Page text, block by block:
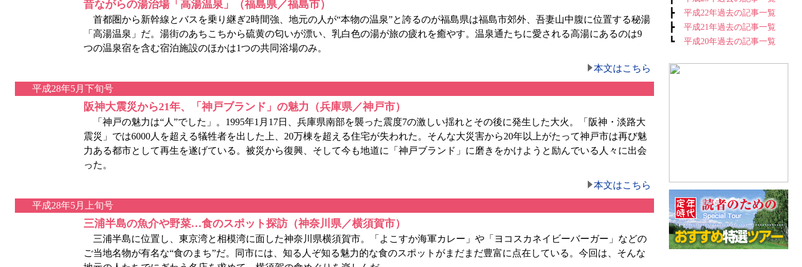
昔ながらの湯治場「高湯温泉」（福島県／福島市）
首都圏から新幹線とバスを乗り継ぎ2時間強、地元の人が“本物の温泉”と誇るのが福島県は福島市郊外、吾妻山中腹に位置する秘湯
「高湯温泉」だ。湯街のあちこちから硫黄の匂いが漂い、乳白色の湯が旅の疲れを癒やす。温泉通たちに愛される高湯にあるのは9
つの温泉宿を含む宿泊施設のほかは1つの共同浴場のみ。
本文はこちら
平成28年5月下旬号
阪神大震災から21年、「神戸ブランド」の魅力（兵庫県／神戸市）
「神戸の魅力は“人”でした」。1995年1月17日、兵庫県南部を襲った震度7の激しい揺れとその後に発生した大火。「阪神・淡路大
震災」では6000人を超える犠牲者を出した上、20万棟を超える住宅が失われた。そんな大災害から20年以上がたって神戸市は再び魅
力ある都市として再生を遂げている。被災から復興、そして今も地道に「神戸ブランド」に磨きをかけようと励んでいる人々に出会
った。
本文はこちら
平成28年5月上旬号
三浦半島の魚介や野菜…食のスポット探訪（神奈川県／横須賀市）
三浦半島に位置し、東京湾と相模湾に面した神奈川県横須賀市。「よこすか海軍カレー」や「ヨコスカネイビーバーガー」などの
ご当地名物が有名な“食のまち”だ。同市には、知る人ぞ知る魅力的な食のスポットがまだまだ豊富に点在している。今回は、そんな
┣ 平成22年過去の記事一覧
┣ 平成21年過去の記事一覧
┗ 平成20年過去の記事一覧